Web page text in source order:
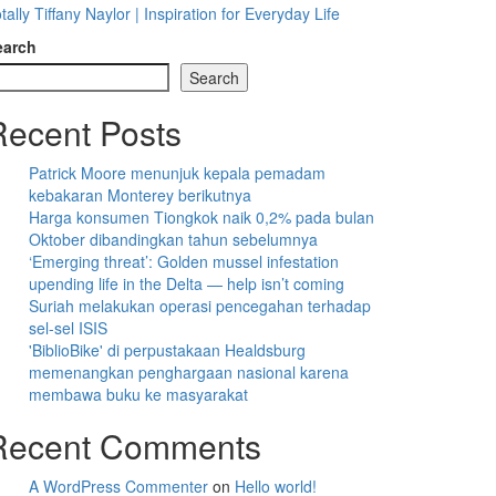
Tiffany Naylor | Inspiration for Everyday Life
Search
Posts
Patrick Moore menunjuk kepala pemadam
kebakaran Monterey berikutnya
Harga konsumen Tiongkok naik 0,2% pada bulan
Oktober dibandingkan tahun sebelumnya
‘Emerging threat’: Golden mussel infestation
upending life in the Delta — help isn’t coming
Suriah melakukan operasi pencegahan terhadap
sel-sel ISIS
'BiblioBike' di perpustakaan Healdsburg
memenangkan penghargaan nasional karena
membawa buku ke masyarakat
Comments
A WordPress Commenter on Hello world!